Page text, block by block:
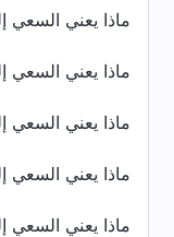
ماذا يعني السعي
ماذا يعني السعي
ماذا يعني السعي
ماذا يعني السعي
ماذا يعني السعي